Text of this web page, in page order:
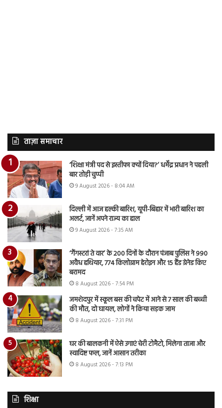
ताज़ा समाचार
‘शिक्षा मंत्री पद से इस्तीफा क्यों दिया?’ धर्मेंद्र प्रधान ने पहली
बार तोड़ी चुप्पी
9 August 2026 - 8:04 AM
दिल्ली में आज हल्की बारिश, यूपी-बिहार में भारी बारिश का
अलर्ट, जानें अपने राज्य का हाल
9 August 2026 - 7:35 AM
‘गैंगस्टरां ते वार’ के 200 दिनों के दौरान पंजाब पुलिस ने 990
अवैध हथियार, 774 किलोग्राम हेरोइन और 15 हैंड ग्रेनेड किए
बरामद
8 August 2026 - 7:54 PM
जमशेदपुर में स्कूल बस की चपेट में आने से 7 साल की बच्ची
की मौत, दो घायल, लोगों ने किया सड़क जाम
8 August 2026 - 7:31 PM
घर की बालकनी में ऐसे उगाएं चेरी टोमैटो, मिलेगा ताजा और
स्वादिष्ट फल, जानें आसान तरीका
8 August 2026 - 7:13 PM
शिक्षा